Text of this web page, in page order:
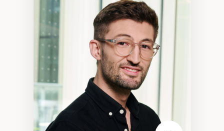
Neuropsychiatrie et neurosciences
Direction d'essais cliniques
Analyse des politiques et pratiques en santé
mentale
Développement de protocoles d'essais
cliniques
Collaboration interfonctionnelle
Leadership en recherche clinique
Développement de cadres politiques
Collaboration avec des entreprises
pharmaceutiques
Rédaction de publications et de rapports
politiques
Enseignement et mentorat